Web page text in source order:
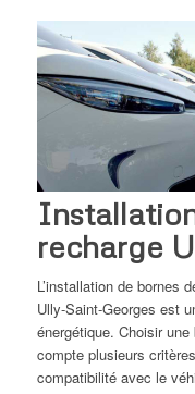
recharge
L’installation de bornes
Ully-Saint-Georges est
énergétique. Choisir
compte plusieurs
compatibilité avec le